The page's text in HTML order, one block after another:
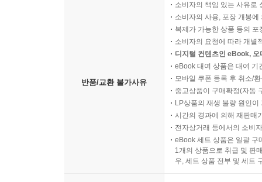
반품/교환 불가사유
소비자의 책임 있는 사유로
소비자의 사용, 포장 개봉
복제가 가능한 상품 등의
소비자의 요청에 따라 개별
디지털 컨텐츠인 eBook,
eBook 대여 상품은 대여 기
모바일 쿠폰 등록 후 취소/
중고상품이 구매확정(자동
LP상품의 재생 불량 원인
시간의 경과에 의해 재판매
전자상거래 등에서의 소비
eBook 세트 상품은 일괄 구
1개의 상품으로 취급 및 판
우, 세트 상품 전부 및 세트